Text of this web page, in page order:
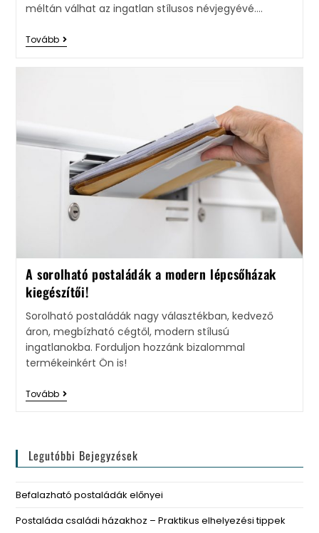
méltán válhat az ingatlan stílusos névjegyévé.…
Tovább
A sorolható postaládák a modern lépcsőházak
kiegészítői!
Sorolható postaládák nagy választékban, kedvező
áron, megbízható cégtől, modern stílusú
ingatlanokba. Forduljon hozzánk bizalommal
termékeinkért Ön is!
Tovább
Legutóbbi Bejegyzések
Befalazható postaládák előnyei
Postaláda családi házakhoz – Praktikus elhelyezési tippek